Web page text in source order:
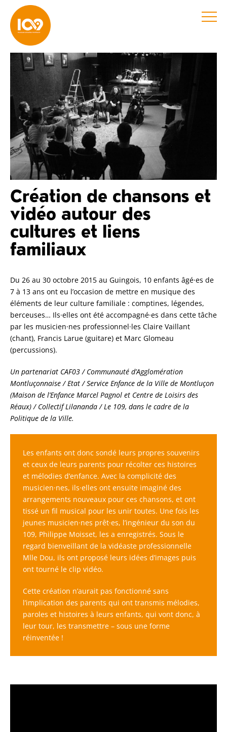
Création de chansons et
vidéo autour des
cultures et liens
familiaux
Du 26 au 30 octobre 2015 au Guingois, 10 enfants âgé·es de
7 à 13 ans ont eu l’occasion de mettre en musique des
éléments de leur culture familiale : comptines, légendes,
berceuses… Ils·elles ont été accompagné·es dans cette tâche
par les musicien·nes professionnel·les Claire Vaillant
(chant), Francis Larue (guitare) et Marc Glomeau
(percussions).
Un partenariat CAF03 / Communauté d’Agglomération
Montluçonnaise / Etat / Service Enfance de la Ville de Montluçon
(Maison de l’Enfance Marcel Pagnol et Centre de Loisirs des
Réaux) / Collectif Lilananda / Le 109, dans le cadre de la
Politique de la Ville.
Les enfants ont donc sondé leurs propres souvenirs
et ceux de leurs parents pour récolter ces histoires
et mélodies d’enfance. Avec la complicité des
musicien·nes, ils·elles ont ensuite imaginé des
arrangements nouveaux pour ces chansons, et ont
tissé un fil musical pour les unir toutes. Une fois les
jeunes musicien·nes prêt·es, l’ingénieur du son du
109, Philippe Moisset, les a enregistrés. Sous le
regard bienveillant de la vidéaste professionnelle
Mlle Dou, ils ont proposé leurs idées d’images puis
ont tourné le clip vidéo.
Cette création n’aurait pas fonctionné sans
l’implication des parents qui ont transmis mélodies,
paroles et histoires à leurs enfants, qui vont donc, à
leur tour, les transmettre – sous une forme
réinventée !